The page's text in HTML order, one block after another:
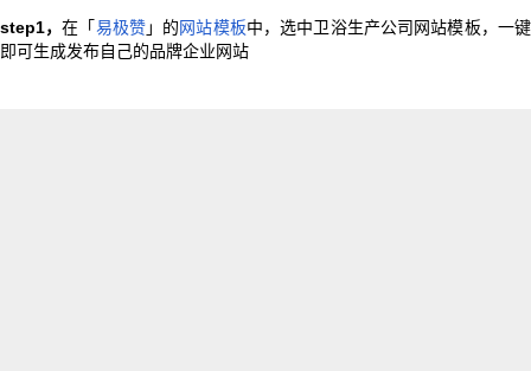
step1，在「 易极赞」的网站模板中，选中卫浴生产公司网站模板，一键
即可生成发布自己的品牌企业网站